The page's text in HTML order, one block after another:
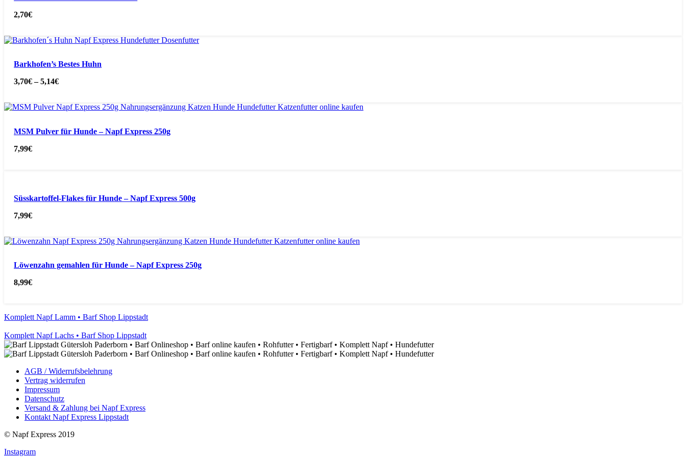
2,70€
Barkhofen’s Bestes Huhn
3,70€–5,14€
MSM Pulver für Hunde – Napf Express 250g
7,99€
Süsskartoffel-Flakes für Hunde – Napf Express 500g
7,99€
Löwenzahn gemahlen für Hunde – Napf Express 250g
8,99€
Komplett Napf Lamm • Barf Shop Lippstadt
Komplett Napf Lachs • Barf Shop Lippstadt
AGB / Widerrufsbelehrung
Vertrag widerrufen
Impressum
Datenschutz
Versand & Zahlung bei Napf Express
Kontakt Napf Express Lippstadt
© Napf Express 2019
Instagram